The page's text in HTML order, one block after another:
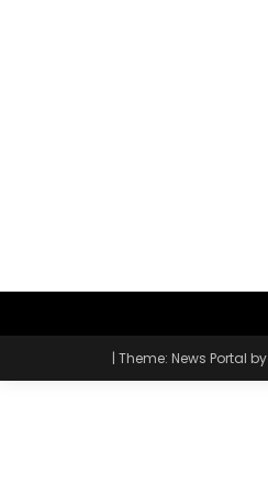
| Theme: News Portal by